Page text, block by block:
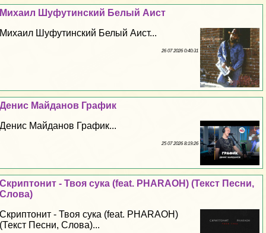
Михаил Шуфутинский Белый Аист
Михаил Шуфутинский Белый Аист...
26 07 2026 0:40:31
Денис Майданов График
Денис Майданов График...
25 07 2026 8:19:26
Скриптонит - Твоя cyкa (feat. PHARAOH) (Текст Песни,
Слова)
Скриптонит - Твоя cyкa (feat. PHARAOH)
(Текст Песни, Слова)...